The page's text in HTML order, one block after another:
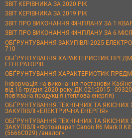
ЗВІТ КЕРІВНИКА ЗА 2020 РІК
ЗВІТ КЕРІВНИКА ЗА 2019 РІК
ЗВІТ ПРО ВИКОНАННЯ ФІНПЛАНУ ЗА 1
ЗВІТ ПРО ВИКОНАННЯ ФІНПЛАНУ ЗА 6
ОБҐРУНТУВАННЯ ЗАКУПІВЛІ 2025
710
ОБҐРУНТУВАННЯ ХАРАКТЕРИСТИК
ГЕНЕРАТОРІВ
ОБҐРУНТУВАННЯ ХАРАКТЕРИСТИК
Інформація на виконання постанови
від 16 грудня 2020 року ДК 021:2015 -
пов’язана продукція (теплова енергія)
ОБҐРУНТУВАННЯ ТЕХНІЧНИХ ТА
ЗАКУПІВЛІ «ЕЛЕКТРИЧНА ЕНЕРГІЯ»
ОБҐРУНТУВАННЯ ТЕХНІЧНИХ ТА
ЗАКУПІВЛІ «Фотоапарат Canon R6 Mark II
(5666C029) /аналог»